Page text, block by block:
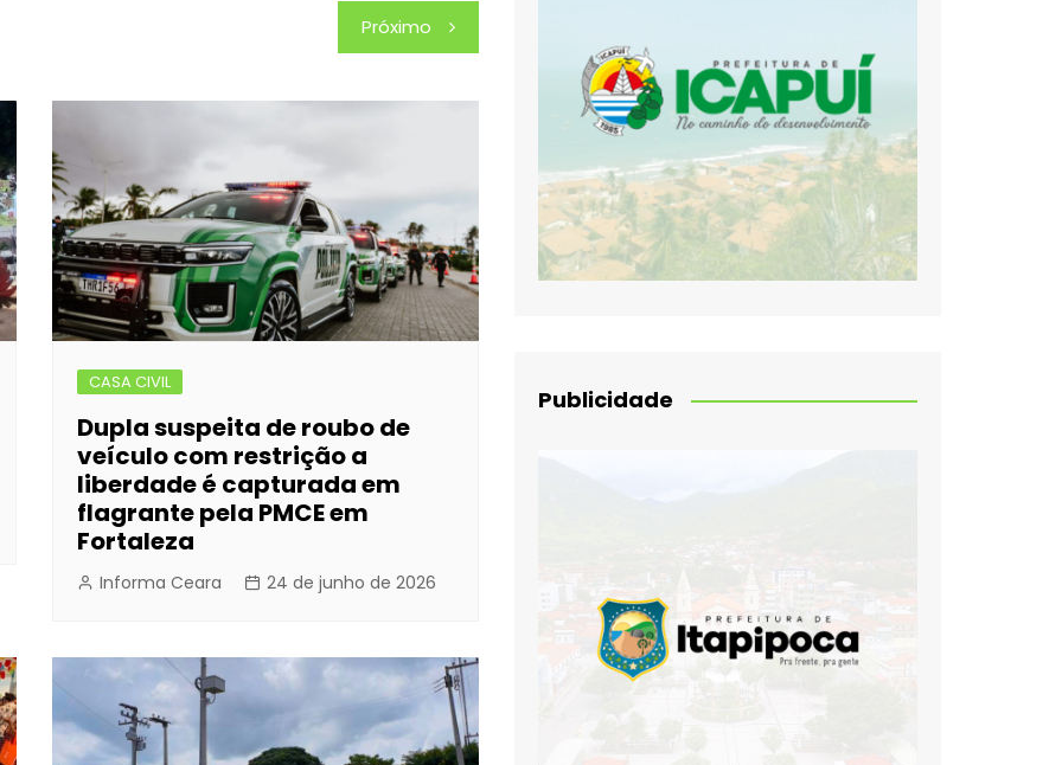
Próximo
CASA CIVIL
Dupla suspeita de roubo de
veículo com restrição a
liberdade é capturada em
flagrante pela PMCE em
Fortaleza
Informa Ceara 24 de junho de 2026
Publicidade